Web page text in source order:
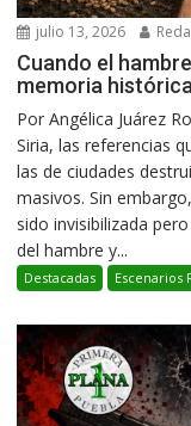
julio 13, 2026
Cuando el
memoria
Por Angélica Juárez
Siria, las referencias
las de ciudades
masivos. Sin
sido invisibilizada
del hambre y...
Destacadas Escenarios